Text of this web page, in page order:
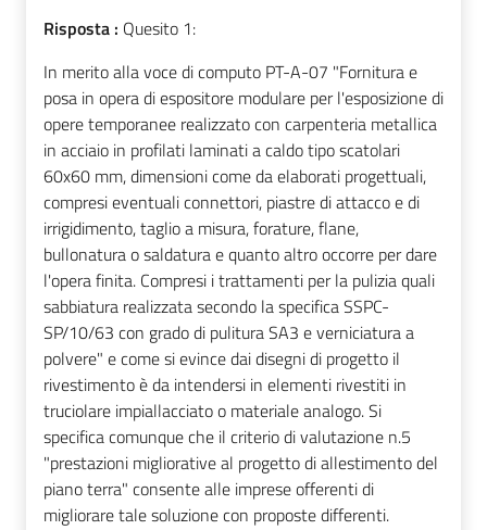
Risposta : Quesito 1:
In merito alla voce di computo PT-A-07 "Fornitura e
posa in opera di espositore modulare per l'esposizione di
opere temporanee realizzato con carpenteria metallica
in acciaio in profilati laminati a caldo tipo scatolari
60x60 mm, dimensioni come da elaborati progettuali,
compresi eventuali connettori, piastre di attacco e di
irrigidimento, taglio a misura, forature, flane,
bullonatura o saldatura e quanto altro occorre per dare
l'opera finita. Compresi i trattamenti per la pulizia quali
sabbiatura realizzata secondo la specifica SSPC-
SP/10/63 con grado di pulitura SA3 e verniciatura a
polvere" e come si evince dai disegni di progetto il
rivestimento è da intendersi in elementi rivestiti in
truciolare impiallacciato o materiale analogo. Si
specifica comunque che il criterio di valutazione n.5
"prestazioni migliorative al progetto di allestimento del
piano terra" consente alle imprese offerenti di
migliorare tale soluzione con proposte differenti.